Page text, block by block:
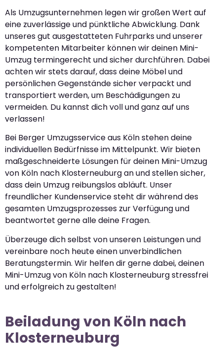
Als Umzugsunternehmen legen wir großen Wert auf
eine zuverlässige und pünktliche Abwicklung. Dank
unseres gut ausgestatteten Fuhrparks und unserer
kompetenten Mitarbeiter können wir deinen Mini-
Umzug termingerecht und sicher durchführen. Dabei
achten wir stets darauf, dass deine Möbel und
persönlichen Gegenstände sicher verpackt und
transportiert werden, um Beschädigungen zu
vermeiden. Du kannst dich voll und ganz auf uns
verlassen!
Bei Berger Umzugsservice aus Köln stehen deine
individuellen Bedürfnisse im Mittelpunkt. Wir bieten
maßgeschneiderte Lösungen für deinen Mini-Umzug
von Köln nach Klosterneuburg an und stellen sicher,
dass dein Umzug reibungslos abläuft. Unser
freundlicher Kundenservice steht dir während des
gesamten Umzugsprozesses zur Verfügung und
beantwortet gerne alle deine Fragen.
Überzeuge dich selbst von unseren Leistungen und
vereinbare noch heute einen unverbindlichen
Beratungstermin. Wir helfen dir gerne dabei, deinen
Mini-Umzug von Köln nach Klosterneuburg stressfrei
und erfolgreich zu gestalten!
Beiladung von Köln nach
Klosterneuburg